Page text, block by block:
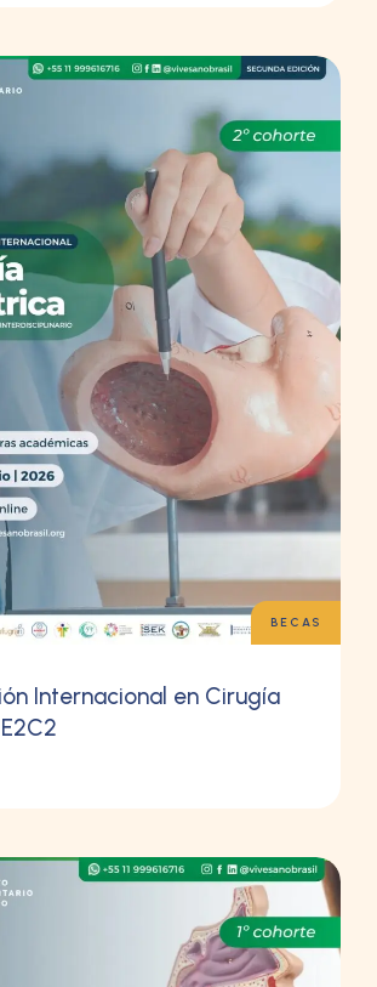
BECAS
Internacional en Cirugía